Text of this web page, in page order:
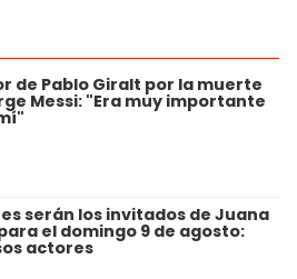
de Pablo Giralt por la muerte
Messi: "Era muy importante
serán los invitados de Juana
el domingo 9 de agosto:
actores